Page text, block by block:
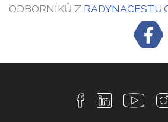
ODBORNÍKŮ Z